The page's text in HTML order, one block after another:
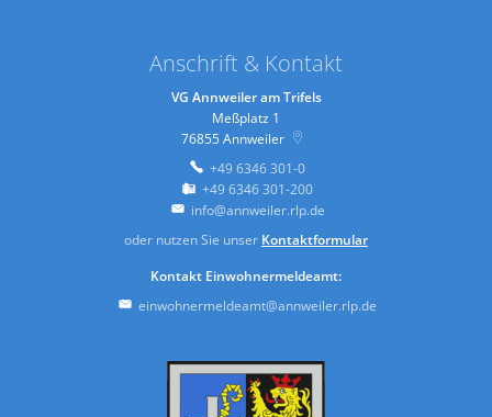
Anschrift & Kontakt
VG Annweiler am Trifels
Meßplatz 1
76855Annweiler
+49 6346 301-0
+49 6346 301-200
info@annweiler.rlp.de
oder nutzen Sie unser Kontaktformular
Kontakt Einwohnermeldeamt:
einwohnermeldeamt@annweiler.rlp.de